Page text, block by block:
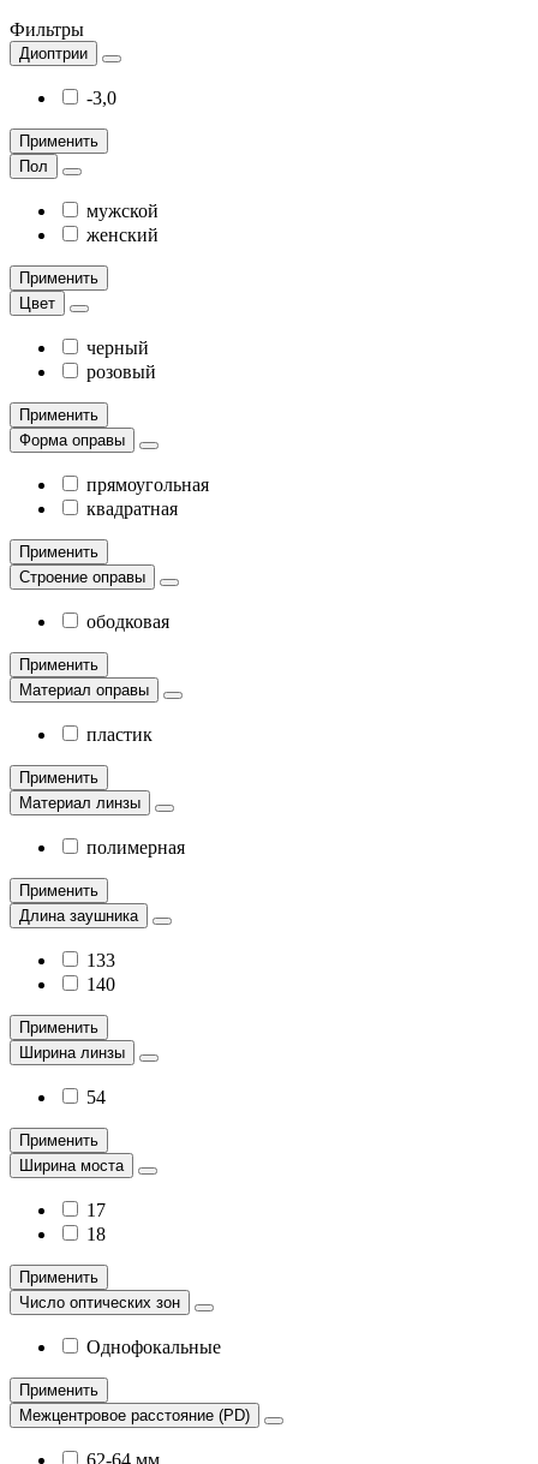
Фильтры
Диоптрии
-3,0
Применить
Пол
мужской
женский
Применить
Цвет
черный
розовый
Применить
Форма оправы
прямоугольная
квадратная
Применить
Строение оправы
ободковая
Применить
Материал оправы
пластик
Применить
Материал линзы
полимерная
Применить
Длина заушника
133
140
Применить
Ширина линзы
54
Применить
Ширина моста
17
18
Применить
Число оптических зон
Однофокальные
Применить
Межцентровое расстояние (PD)
62-64 мм.